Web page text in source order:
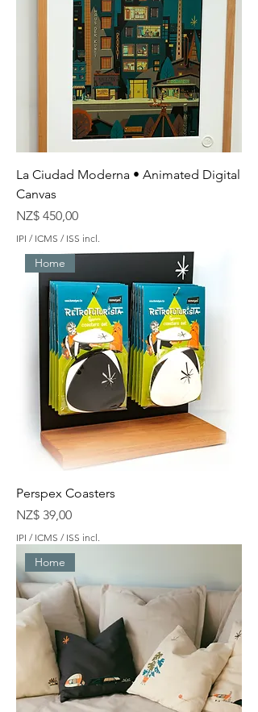
La Ciudad Moderna • Animated Digital
Canvas
Preço
NZ$ 450,00
IPI / ICMS / ISS incl.
Home
Perspex Coasters
Preço
NZ$ 39,00
IPI / ICMS / ISS incl.
Home